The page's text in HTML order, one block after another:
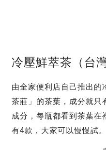
冷壓鮮萃茶（台
由全家便利店自己推出的
茶莊」的茶葉，成分就只
成分，每瓶都看到茶葉在
有4款，大家可以慢慢試。